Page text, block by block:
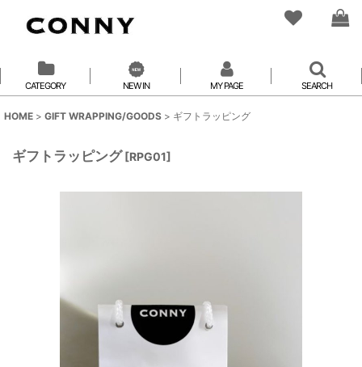
CATEGORY NEW IN MY PAGE SEARCH
HOME > GIFT WRAPPING/GOODS > ギフトラッピング
ギフトラッピング [RPG01]